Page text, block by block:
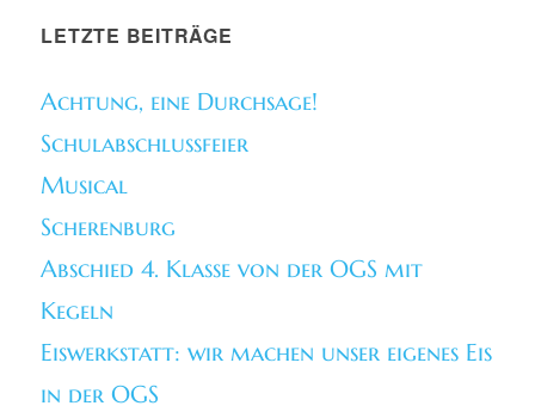
LETZTE BEITRÄGE
Achtung, eine Durchsage!
Schulabschlussfeier
Musical
Scherenburg
Abschied 4. Klasse von der OGS mit
Kegeln
Eiswerkstatt: wir machen unser eigenes Eis
in der OGS